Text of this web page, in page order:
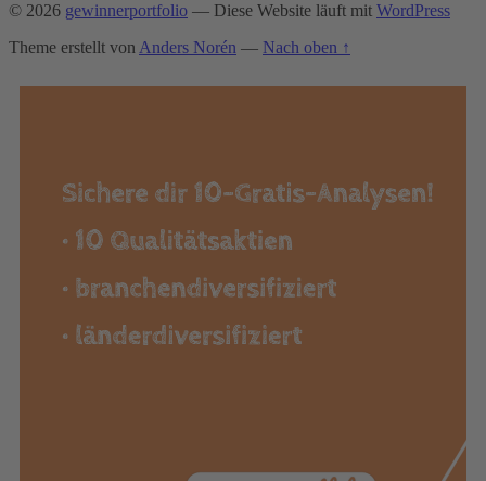
© 2026 gewinnerportfolio — Diese Website läuft mit WordPress
Theme erstellt von Anders Norén — Nach oben ↑